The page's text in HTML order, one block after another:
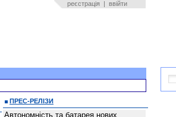
реєстрація | ввійти
ПРЕС-РЕЛІЗИ
Автономність та батарея нових